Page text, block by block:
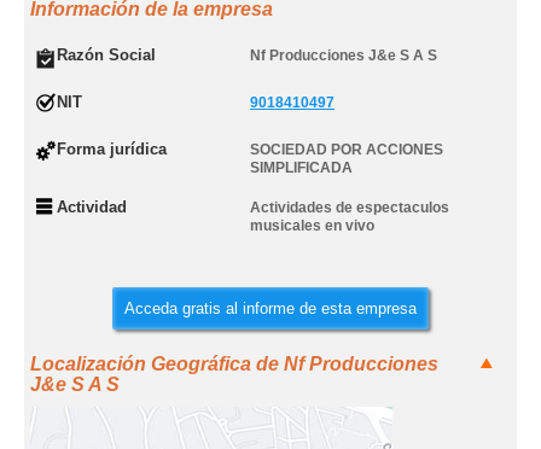
Información de la empresa
Razón Social Nf Producciones J&e S A S
NIT 9018410497
Forma jurídica
SOCIEDAD POR ACCIONES
SIMPLIFICADA
Actividad
Actividades de espectaculos
musicales en vivo
Acceda gratis al informe de esta empresa
Localización Geográfica de Nf Producciones
J&e S A S